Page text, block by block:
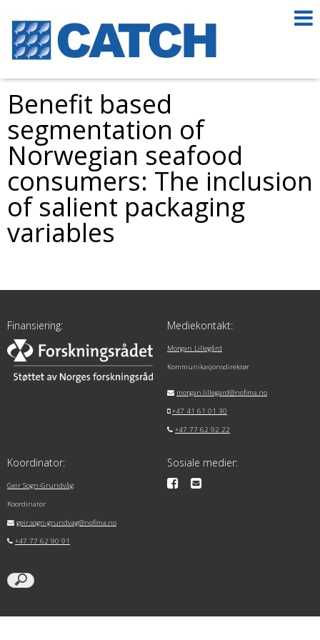
Benefit based
segmentation of
Norwegian seafood
consumers: The inclusion
of salient packaging
variables
Finansiering: Mediekontakt:
Morgan Lillegård
Kommunikasjonsdirektør
morgan.lillegard@nofima.no
+47 41 61 01 30
+47 77 62 92 22
Koordinator:
Geir Sogn-Grundvåg
Koordinator
geir.sogn-grundvag@nofima.no
+47 77 62 90 91
Sosiale medier: